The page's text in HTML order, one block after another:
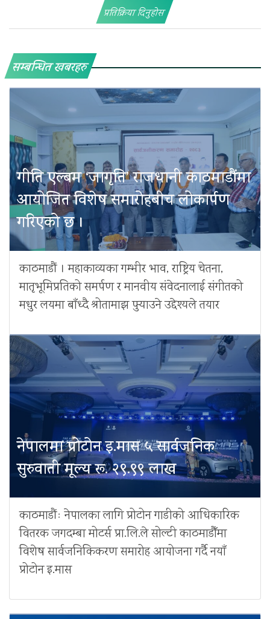
प्रतिक्रिया दिनुहोस
सम्बन्धित खबरहरु
गीति एल्बम ‘जागृति’ राजधानी काठमाडौंमा
आयोजित विशेष समारोहबीच लोकार्पण
गरिएको छ ।
काठमाडौं । महाकाव्यका गम्भीर भाव, राष्ट्रिय चेतना,
मातृभूमिप्रतिको समर्पण र मानवीय संवेदनालाई संगीतको
मधुर लयमा बाँध्दै श्रोतामाझ पुर्‍याउने उद्देश्यले तयार
नेपालमा प्रोटोन इ.मास ५ सार्वजनिक
सुरुवाती मूल्य रू. २९.९९ लाख
काठमाडौंः नेपालका लागि प्रोटोन गाडीको आधिकारिक
वितरक जगदम्बा मोटर्स प्रा.लि.ले सोल्टी काठमाडौँमा
विशेष सार्वजनिकिकरण समारोह आयोजना गर्दै नयाँ
प्रोटोन इ.मास